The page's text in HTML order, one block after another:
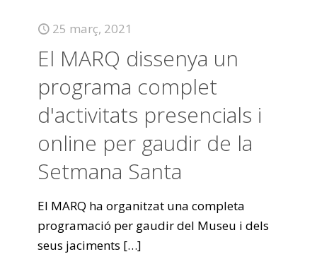
25 març, 2021
El MARQ dissenya un
programa complet
d'activitats presencials i
online per gaudir de la
Setmana Santa
El MARQ ha organitzat una completa
programació per gaudir del Museu i dels
seus jaciments […]